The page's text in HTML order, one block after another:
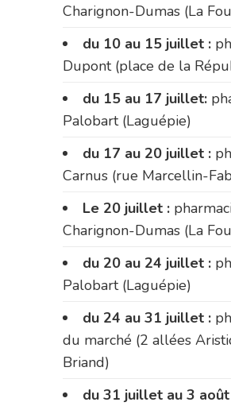
Charignon-Dumas (La
du 10 au 15 juillet :
Dupont (place de la
du 15 au 17 juillet:
Palobart (Laguépie)
du 17 au 20 juillet :
Carnus (rue Marcellin-
Le 20 juillet :
Charignon-Dumas (La
du 20 au 24 juillet :
Palobart (Laguépie)
du 24 au 31 juillet :
du marché (2 allées
Briand)
du 31 juillet au 3